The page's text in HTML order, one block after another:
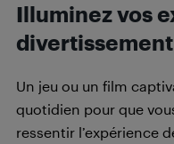
Illuminez vos
Un jeu ou un film
quotidien pour que
ressentir l’expérience